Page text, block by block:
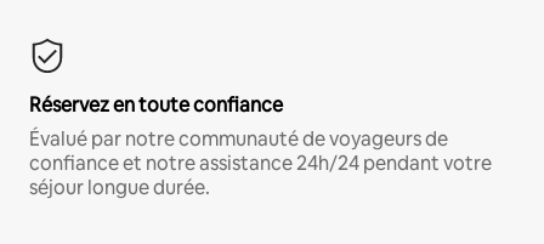
Réservez en toute confiance
Évalué par notre communauté de voyageurs de
confiance et notre assistance 24h/24 pendant votre
séjour longue durée.